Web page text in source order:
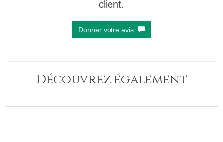
client.
Donner votre avis
Découvrez également